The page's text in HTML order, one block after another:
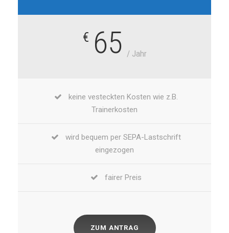
€ 65 / Jahr
keine vesteckten Kosten wie z.B.
Trainerkosten
wird bequem per SEPA-Lastschrift
eingezogen
fairer Preis
ZUM ANTRAG